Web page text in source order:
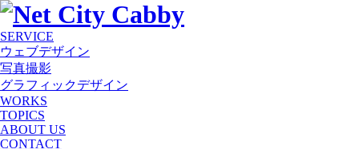
SERVICE
ウェブデザイン
写真撮影
グラフィックデザイン
WORKS
TOPICS
ABOUT US
CONTACT